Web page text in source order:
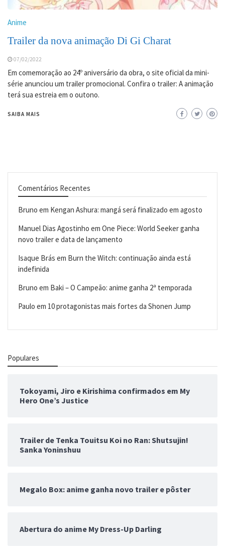
Anime
Trailer da nova animação Di Gi Charat
07/02/2022
Em comemoração ao 24º aniversário da obra, o site oficial da mini-
série anunciou um trailer promocional. Confira o trailer: A animação
terá sua estreia em o outono.
SAIBA MAIS
Comentários Recentes
Bruno em Kengan Ashura: mangá será finalizado em agosto
Manuel Dias Agostinho em One Piece: World Seeker ganha
novo trailer e data de lançamento
Isaque Brás em Burn the Witch: continuação ainda está
indefinida
Bruno em Baki – O Campeão: anime ganha 2ª temporada
Paulo em 10 protagonistas mais fortes da Shonen Jump
Populares
Tokoyami, Jiro e Kirishima confirmados em My
Hero One’s Justice
Trailer de Tenka Touitsu Koi no Ran: Shutsujin!
Sanka Yoninshuu
Megalo Box: anime ganha novo trailer e pôster
Abertura do anime My Dress-Up Darling